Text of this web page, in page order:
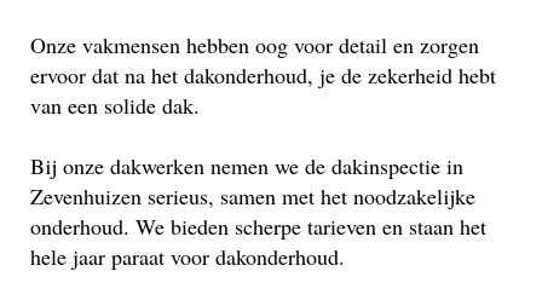
Onze vakmensen hebben oog voor detail en zorgen
ervoor dat na het dakonderhoud, je de zekerheid hebt
van een solide dak.
Bij onze dakwerken nemen we de dakinspectie in
Zevenhuizen serieus, samen met het noodzakelijke
onderhoud. We bieden scherpe tarieven en staan het
hele jaar paraat voor dakonderhoud.